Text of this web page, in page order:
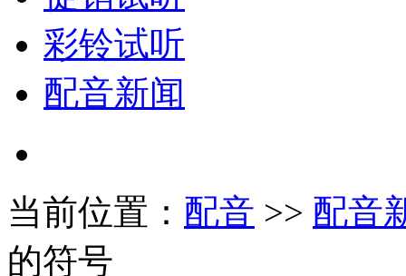
彩铃试听
配音新闻
当前位置： 配音 >> 配音
的符号